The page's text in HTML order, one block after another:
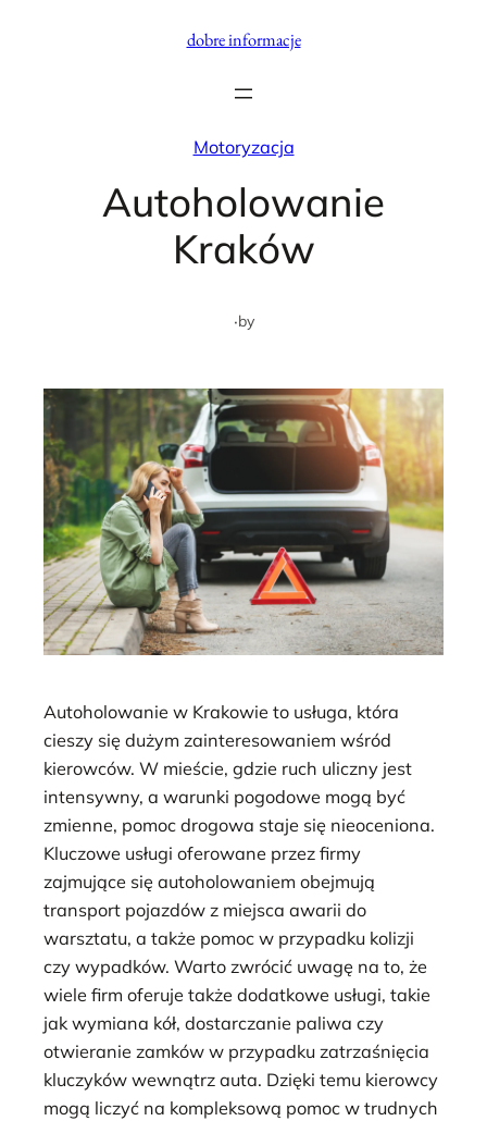
dobre informacje
Motoryzacja
Autoholowanie
Kraków
·by
Autoholowanie w Krakowie to usługa, która
cieszy się dużym zainteresowaniem wśród
kierowców. W mieście, gdzie ruch uliczny jest
intensywny, a warunki pogodowe mogą być
zmienne, pomoc drogowa staje się nieoceniona.
Kluczowe usługi oferowane przez firmy
zajmujące się autoholowaniem obejmują
transport pojazdów z miejsca awarii do
warsztatu, a także pomoc w przypadku kolizji
czy wypadków. Warto zwrócić uwagę na to, że
wiele firm oferuje także dodatkowe usługi, takie
jak wymiana kół, dostarczanie paliwa czy
otwieranie zamków w przypadku zatrzaśnięcia
kluczyków wewnątrz auta. Dzięki temu kierowcy
mogą liczyć na kompleksową pomoc w trudnych